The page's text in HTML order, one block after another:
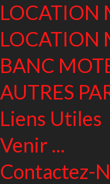
LOCATION
LOCATION
BANC
AUTRES
Liens Utiles
Venir ...
Contactez-